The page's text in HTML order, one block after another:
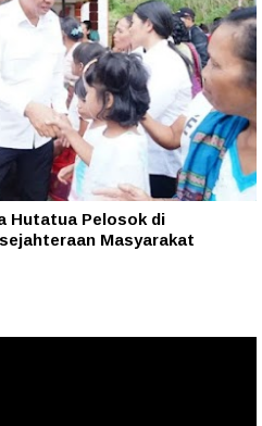
Hutatua Pelosok di
Masyarakat